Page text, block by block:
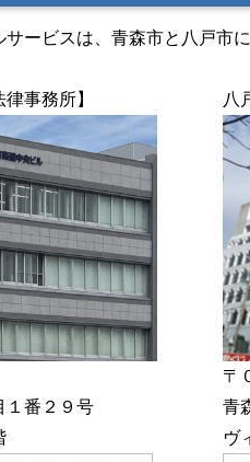
ービスは、青森市と八戸市
事務所】
１番２９号
八
〒
青
ヴ